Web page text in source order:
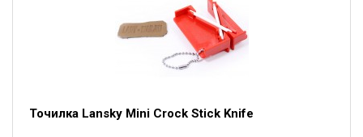
Точилка Lansky Mini Crock Stick Knife